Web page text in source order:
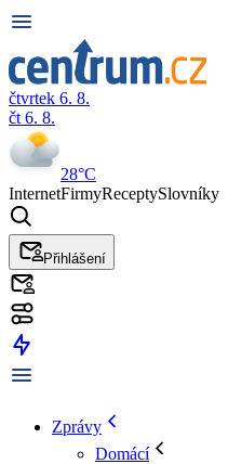
čtvrtek 6. 8.
čt 6. 8.
28°C
InternetFirmyReceptySlovníky
Přihlášení
Zprávy
Domácí